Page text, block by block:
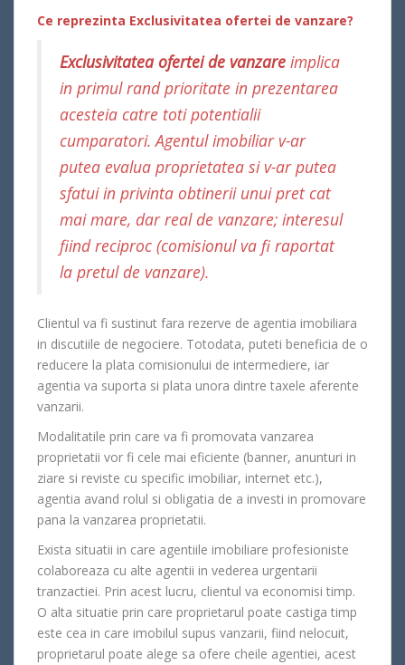
Ce reprezinta Exclusivitatea ofertei de vanzare?
Exclusivitatea ofertei de vanzare implica
in primul rand prioritate in prezentarea
acesteia catre toti potentialii
cumparatori. Agentul imobiliar v-ar
putea evalua proprietatea si v-ar putea
sfatui in privinta obtinerii unui pret cat
mai mare, dar real de vanzare; interesul
fiind reciproc (comisionul va fi raportat
la pretul de vanzare).
Clientul va fi sustinut fara rezerve de agentia imobiliara
in discutiile de negociere. Totodata, puteti beneficia de o
reducere la plata comisionului de intermediere, iar
agentia va suporta si plata unora dintre taxele aferente
vanzarii.
Modalitatile prin care va fi promovata vanzarea
proprietatii vor fi cele mai eficiente (banner, anunturi in
ziare si reviste cu specific imobiliar, internet etc.),
agentia avand rolul si obligatia de a investi in promovare
pana la vanzarea proprietatii.
Exista situatii in care agentiile imobiliare profesioniste
colaboreaza cu alte agentii in vederea urgentarii
tranzactiei. Prin acest lucru, clientul va economisi timp.
O alta situatie prin care proprietarul poate castiga timp
este cea in care imobilul supus vanzarii, fiind nelocuit,
proprietarul poate alege sa ofere cheile agentiei, acest